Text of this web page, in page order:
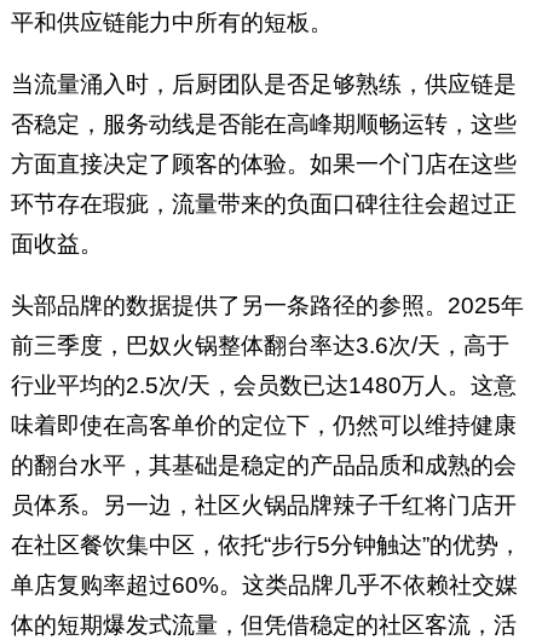
平和供应链能力中所有的短板。
当流量涌入时，后厨团队是否足够熟练，供应链是
否稳定，服务动线是否能在高峰期顺畅运转，这些
方面直接决定了顾客的体验。如果一个门店在这些
环节存在瑕疵，流量带来的负面口碑往往会超过正
面收益。
头部品牌的数据提供了另一条路径的参照。2025年
前三季度，巴奴火锅整体翻台率达3.6次/天，高于
行业平均的2.5次/天，会员数已达1480万人。这意
味着即使在高客单价的定位下，仍然可以维持健康
的翻台水平，其基础是稳定的产品品质和成熟的会
员体系。另一边，社区火锅品牌辣子千红将门店开
在社区餐饮集中区，依托“步行5分钟触达”的优势，
单店复购率超过60%。这类品牌几乎不依赖社交媒
体的短期爆发式流量，但凭借稳定的社区客流，活